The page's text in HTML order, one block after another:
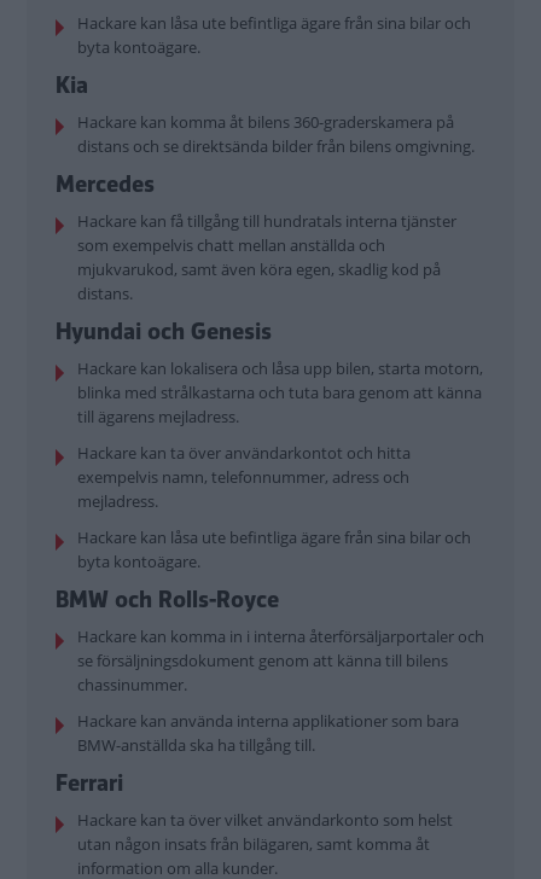
Hackare kan låsa ute befintliga ägare från sina bilar och
byta kontoägare.
Kia
Hackare kan komma åt bilens 360-graderskamera på
distans och se direktsända bilder från bilens omgivning.
Mercedes
Hackare kan få tillgång till hundratals interna tjänster
som exempelvis chatt mellan anställda och
mjukvarukod, samt även köra egen, skadlig kod på
distans.
Hyundai och Genesis
Hackare kan lokalisera och låsa upp bilen, starta motorn,
blinka med strålkastarna och tuta bara genom att känna
till ägarens mejladress.
Hackare kan ta över användarkontot och hitta
exempelvis namn, telefonnummer, adress och
mejladress.
Hackare kan låsa ute befintliga ägare från sina bilar och
byta kontoägare.
BMW och Rolls-Royce
Hackare kan komma in i interna återförsäljarportaler och
se försäljningsdokument genom att känna till bilens
chassinummer.
Hackare kan använda interna applikationer som bara
BMW-anställda ska ha tillgång till.
Ferrari
Hackare kan ta över vilket användarkonto som helst
utan någon insats från bilägaren, samt komma åt
information om alla kunder.